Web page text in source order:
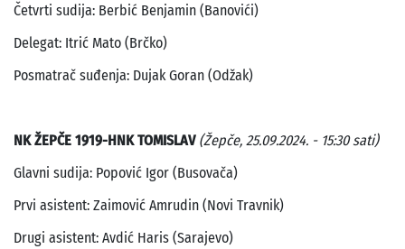
Četvrti sudija: Berbić Benjamin (Banovići)
Delegat: Itrić Mato (Brčko)
Posmatrač suđenja: Dujak Goran (Odžak)
NK ŽEPČE 1919-HNK TOMISLAV (Žepče, 25.09.2024. - 15:30 sati)
Glavni sudija: Popović Igor (Busovača)
Prvi asistent: Zaimović Amrudin (Novi Travnik)
Drugi asistent: Avdić Haris (Sarajevo)